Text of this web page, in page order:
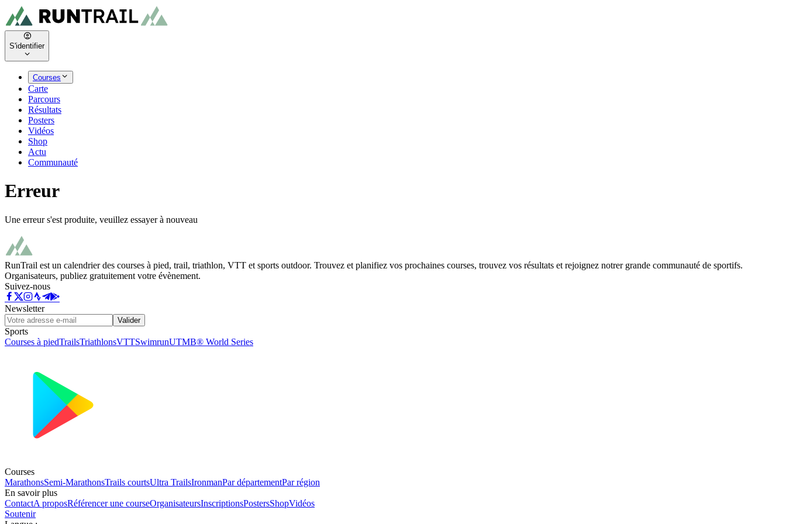
S'identifier
Courses
Carte
Parcours
Résultats
Posters
Vidéos
Shop
Actu
Communauté
Erreur
Une erreur s'est produite, veuillez essayer à nouveau
RunTrail est un calendrier des courses à pied, trail, triathlon, VTT et sports outdoor. Trouvez et planifiez vos prochaines courses, trouvez vos résultats et rejoignez notrer grande communauté de sportifs.
Organisateurs, publiez gratuitement votre évènement.
Suivez-nous
Newsletter
Valider
Sports
Courses à piedTrailsTriathlonsVTTSwimrunUTMB® World Series
Courses
MarathonsSemi-MarathonsTrails courtsUltra TrailsIronmanPar départementPar région
En savoir plus
ContactA proposRéférencer une courseOrganisateursInscriptionsPostersShopVidéos
Soutenir